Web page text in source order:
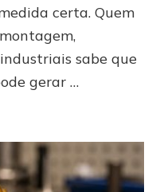
certa. Quem
sabe que
gerar …